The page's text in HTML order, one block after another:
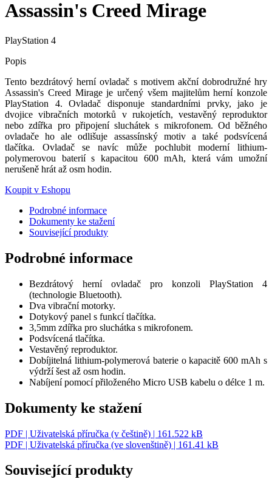
Assassin's Creed Mirage
PlayStation 4
Popis
Tento bezdrátový herní ovladač s motivem akční dobrodružné hry
Assassin's Creed Mirage je určený všem majitelům herní konzole
PlayStation 4. Ovladač disponuje standardními prvky, jako je
dvojice vibračních motorků v rukojetích, vestavěný reproduktor
nebo zdířka pro připojení sluchátek s mikrofonem. Od běžného
ovladače ho ale odlišuje assassínský motiv a také podsvícená
tlačítka. Ovladač se navíc může pochlubit moderní lithium-
polymerovou baterií s kapacitou 600 mAh, která vám umožní
nerušeně hrát až osm hodin.
Koupit v Eshopu
Podrobné informace
Dokumenty ke stažení
Související produkty
Podrobné informace
Bezdrátový herní ovladač pro konzoli PlayStation 4
(technologie Bluetooth).
Dva vibrační motorky.
Dotykový panel s funkcí tlačítka.
3,5mm zdířka pro sluchátka s mikrofonem.
Podsvícená tlačítka.
Vestavěný reproduktor.
Dobíjitelná lithium-polymerová baterie o kapacitě 600 mAh s
výdrží šest až osm hodin.
Nabíjení pomocí přiloženého Micro USB kabelu o délce 1 m.
Dokumenty ke stažení
PDF | Uživatelská příručka (v češtině) | 161.522 kB
PDF | Uživatelská příručka (ve slovenštině) | 161.41 kB
Související produkty